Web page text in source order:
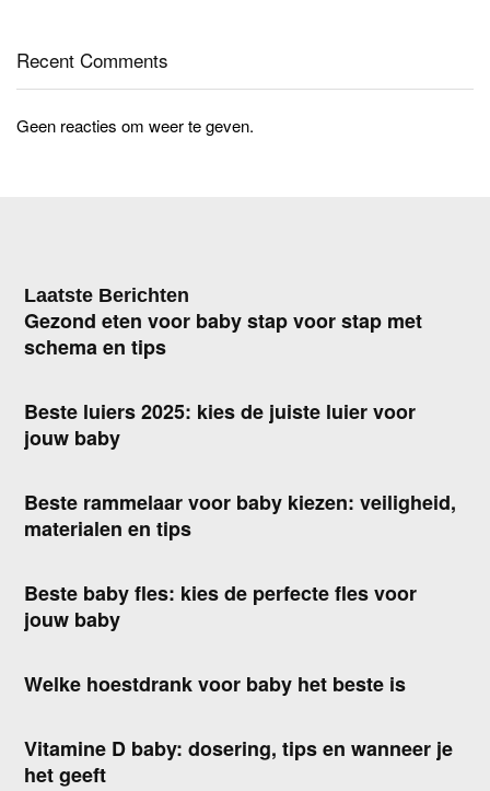
Recent Comments
Geen reacties om weer te geven.
Laatste Berichten
Gezond eten voor baby stap voor stap met
schema en tips
Beste luiers 2025: kies de juiste luier voor
jouw baby
Beste rammelaar voor baby kiezen: veiligheid,
materialen en tips
Beste baby fles: kies de perfecte fles voor
jouw baby
Welke hoestdrank voor baby het beste is
Vitamine D baby: dosering, tips en wanneer je
het geeft